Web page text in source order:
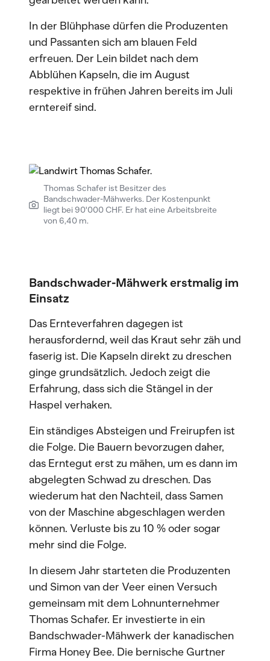
In der Blühphase dürfen die Produzenten
und Passanten sich am blauen Feld
erfreuen. Der Lein bildet nach dem
Abblühen Kapseln, die im August
respektive in frühen Jahren bereits im Juli
erntereif sind.
Thomas Schafer ist Besitzer des
Bandschwader-Mähwerks. Der Kostenpunkt
liegt bei 90'000 CHF. Er hat eine Arbeitsbreite
von 6,40 m.
Bandschwader-Mähwerk erstmalig im
Einsatz
Das Ernteverfahren dagegen ist
herausfordernd, weil das Kraut sehr zäh und
faserig ist. Die Kapseln direkt zu dreschen
ginge grundsätzlich. Jedoch zeigt die
Erfahrung, dass sich die Stängel in der
Haspel verhaken.
Ein ständiges Absteigen und Freirupfen ist
die Folge. Die Bauern bevorzugen daher,
das Erntegut erst zu mähen, um es dann im
abgelegten Schwad zu dreschen. Das
wiederum hat den Nachteil, dass Samen
von der Maschine abgeschlagen werden
können. Verluste bis zu 10 % oder sogar
mehr sind die Folge.
In diesem Jahr starteten die Produzenten
und Simon van der Veer einen Versuch
gemeinsam mit dem Lohnunternehmer
Thomas Schafer. Er investierte in ein
Bandschwader-Mähwerk der kanadischen
Firma Honey Bee. Die bernische Gurtner